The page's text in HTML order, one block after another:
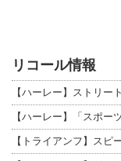
リコール情報
【ハーレー】ストリー
【トライアンフ】スピ